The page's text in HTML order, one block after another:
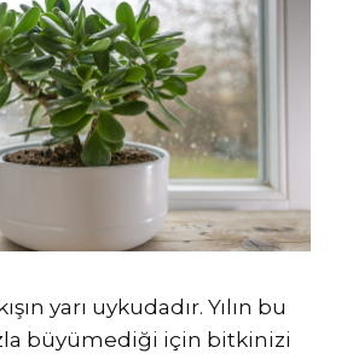
yarı uykudadır. Yılın bu
büyümediği için bitkinizi